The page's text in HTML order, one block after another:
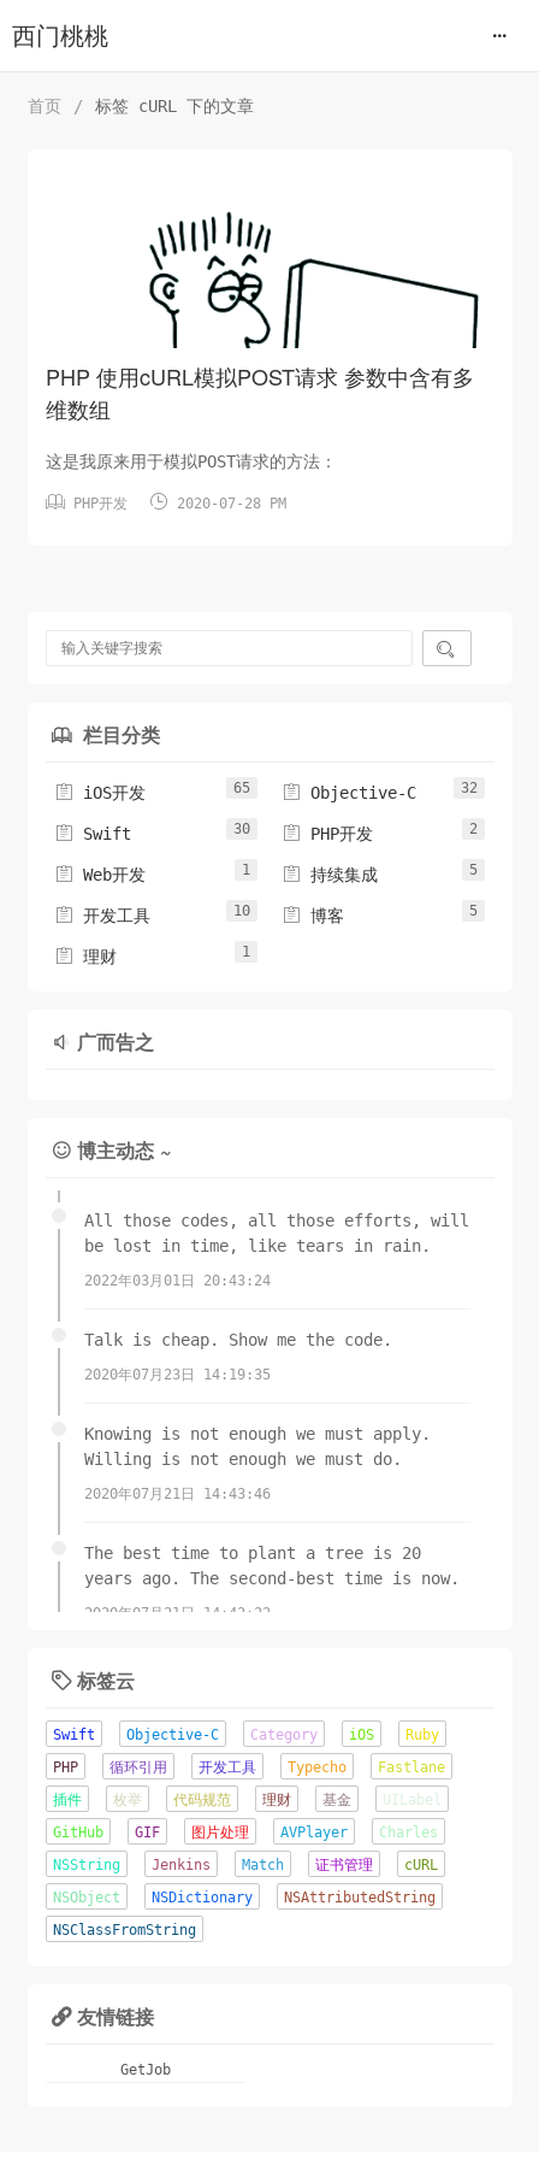
西门桃桃
首页 / 标签 cURL 下的文章
PHP 使用cURL模拟POST请求 参数中含有多
维数组
这是我原来用于模拟POST请求的方法：
 PHP开发  2020-07-28 PM

 栏目分类
 iOS开发 65  Objective-C 32
 Swift 30  PHP开发 2
 Web开发 1  持续集成 5
 开发工具 10  博客 5
 理财 1
 广而告之
 博主动态 ~
All those codes, all those efforts, will
be lost in time, like tears in rain.
2022年03月01日 20:43:24
Talk is cheap. Show me the code.
2020年07月23日 14:19:35
Knowing is not enough we must apply.
Willing is not enough we must do.
2020年07月21日 14:43:46
The best time to plant a tree is 20
years ago. The second-best time is now.
2020年07月21日 14:42:22
 标签云
Swift Objective-C Category iOS
Ruby
PHP
循环引用 开发工具 Typecho
Fastlane
插件
枚举 代码规范 理财 基金
UILabel
GitHub
GIF 图片处理 AVPlayer
Charles
NSString
Jenkins Match 证书管理
cURL
NSObject
NSDictionary
NSAttributedString
NSClassFromString
 友情链接
GetJob